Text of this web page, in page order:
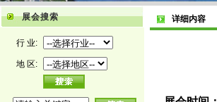
展会搜索
行 业:
地 区:
详细内容